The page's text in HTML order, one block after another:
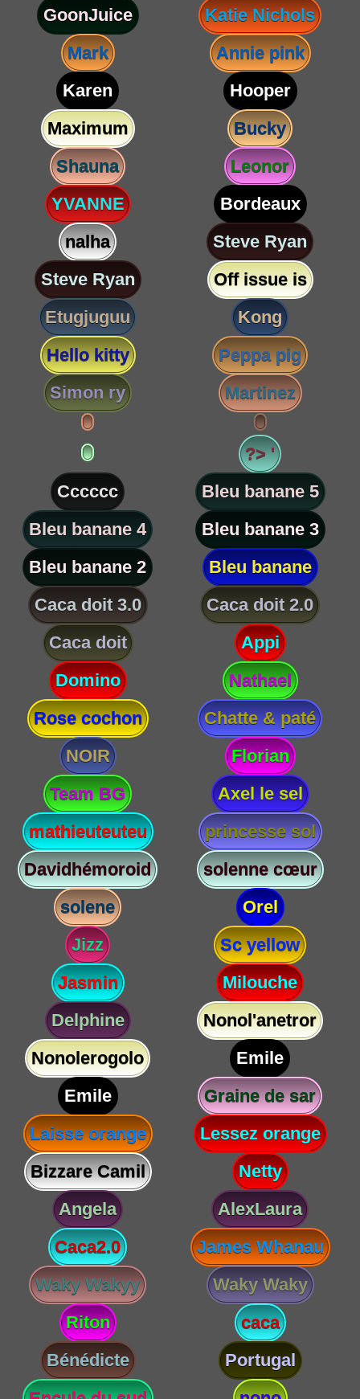
GoonJuice
Katie Nichols
Mark
Annie pink
Karen
Hooper
Maximum
Bucky
Shauna
Leonor
YVANNE
Bordeaux
nalha
Steve Ryan
Steve Ryan
Off issue is
Etugjuguu
Kong
Hello kitty
Peppa pig
Simon ry
Martinez
?> '
Cccccc
Bleu banane 5
Bleu banane 4
Bleu banane 3
Bleu banane 2
Bleu banane
Caca doit 3.0
Caca doit 2.0
Caca doit
Appi
Domino
Nathael
Rose cochon
Chatte & paté
NOIR
Florian
Team BG
Axel le sel
mathieuteuteu
princesse sol
Davidhémoroid
solenne cœur
solene
Orel
Jizz
Sc yellow
Jasmin
Milouche
Delphine
Nonol'anetror
Nonolerogolo
Emile
Emile
Graine de sar
Laisse orange
Lessez orange
Bizzare Camil
Netty
Angela
AlexLaura
Caca2.0
James Whanau
Waky Wakyy
Waky Waky
Riton
caca
Bénédicte
Portugal